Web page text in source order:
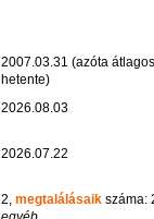
2007.03.31 (azóta
hetente)
2026.08.03
2026.07.22
2,megtalálásaik száma: